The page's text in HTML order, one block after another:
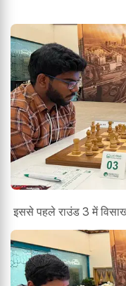
इससे पहले राउंड 3 में